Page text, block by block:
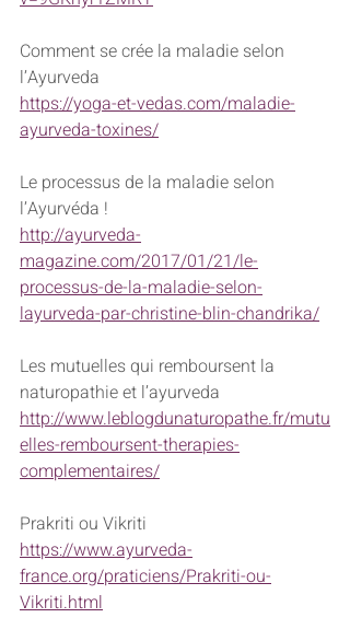
Comment se crée la maladie selon
l’Ayurveda
https://yoga-et-vedas.com/maladie-
ayurveda-toxines/
Le processus de la maladie selon
l’Ayurvéda !
http://ayurveda-
magazine.com/2017/01/21/le-
processus-de-la-maladie-selon-
layurveda-par-christine-blin-chandrika/
Les mutuelles qui remboursent la
naturopathie et l’ayurveda
http://www.leblogdunaturopathe.fr/mutu
elles-remboursent-therapies-
complementaires/
Prakriti ou Vikriti
https://www.ayurveda-
france.org/praticiens/Prakriti-ou-
Vikriti.html